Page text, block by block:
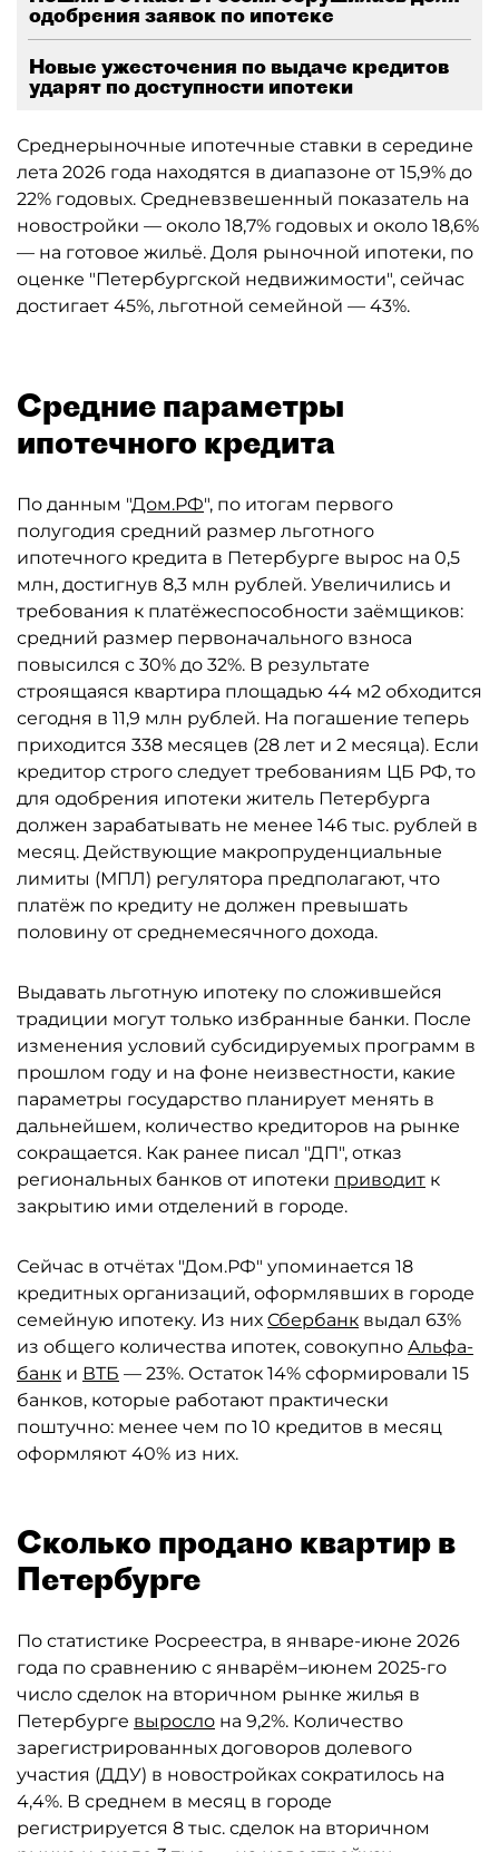
одобрения заявок по ипотеке
Новые ужесточения по выдаче кредитов
ударят по доступности ипотеки
Среднерыночные ипотечные ставки в середине
лета 2026 года находятся в диапазоне от 15,9% до
22% годовых. Средневзвешенный показатель на
новостройки — около 18,7% годовых и около 18,6%
— на готовое жильё. Доля рыночной ипотеки, по
оценке "Петербургской недвижимости", сейчас
достигает 45%, льготной семейной — 43%.
Средние параметры
ипотечного кредита
По данным "Дом.РФ", по итогам первого
полугодия средний размер льготного
ипотечного кредита в Петербурге вырос на 0,5
млн, достигнув 8,3 млн рублей. Увеличились и
требования к платёжеспособности заёмщиков:
средний размер первоначального взноса
повысился с 30% до 32%. В результате
строящаяся квартира площадью 44 м2 обходится
сегодня в 11,9 млн рублей. На погашение теперь
приходится 338 месяцев (28 лет и 2 месяца). Если
кредитор строго следует требованиям ЦБ РФ, то
для одобрения ипотеки житель Петербурга
должен зарабатывать не менее 146 тыс. рублей в
месяц. Действующие макропруденциальные
лимиты (МПЛ) регулятора предполагают, что
платёж по кредиту не должен превышать
половину от среднемесячного дохода.
Выдавать льготную ипотеку по сложившейся
традиции могут только избранные банки. После
изменения условий субсидируемых программ в
прошлом году и на фоне неизвестности, какие
параметры государство планирует менять в
дальнейшем, количество кредиторов на рынке
сокращается. Как ранее писал "ДП", отказ
региональных банков от ипотеки приводит к
закрытию ими отделений в городе.
Сейчас в отчётах "Дом.РФ" упоминается 18
кредитных организаций, оформлявших в городе
семейную ипотеку. Из них Сбербанк выдал 63%
из общего количества ипотек, совокупно Альфа-
банк и ВТБ — 23%. Остаток 14% сформировали 15
банков, которые работают практически
поштучно: менее чем по 10 кредитов в месяц
оформляют 40% из них.
Сколько продано квартир в
Петербурге
По статистике Росреестра, в январе-июне 2026
года по сравнению с январём–июнем 2025-го
число сделок на вторичном рынке жилья в
Петербурге выросло на 9,2%. Количество
зарегистрированных договоров долевого
участия (ДДУ) в новостройках сократилось на
4,4%. В среднем в месяц в городе
регистрируется 8 тыс. сделок на вторичном